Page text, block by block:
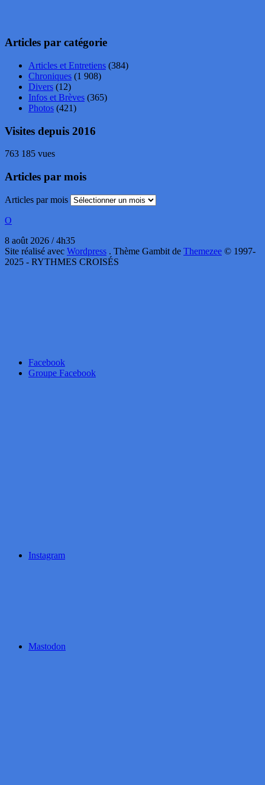
Articles par catégorie
Articles et Entretiens (384)
Chroniques (1 908)
Divers (12)
Infos et Brèves (365)
Photos (421)
Visites depuis 2016
763 185 vues
Articles par mois
Articles par mois
O
8 août 2026 / 4h35
Site réalisé avec Wordpress . Thème Gambit de Themezee © 1997-
2025 - RYTHMES CROISÉS
Facebook
Groupe Facebook
Instagram
Mastodon